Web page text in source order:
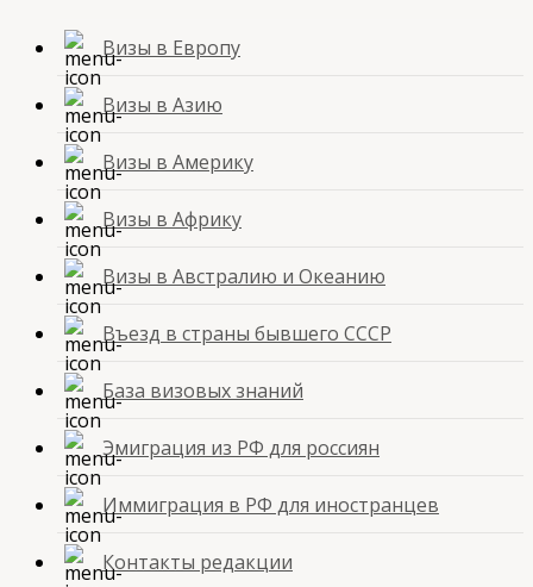
Визы в Европу
Визы в Азию
Визы в Америку
Визы в Африку
Визы в Австралию и Океанию
Въезд в страны бывшего СССР
База визовых знаний
Эмиграция из РФ для россиян
Иммиграция в РФ для иностранцев
Контакты редакции